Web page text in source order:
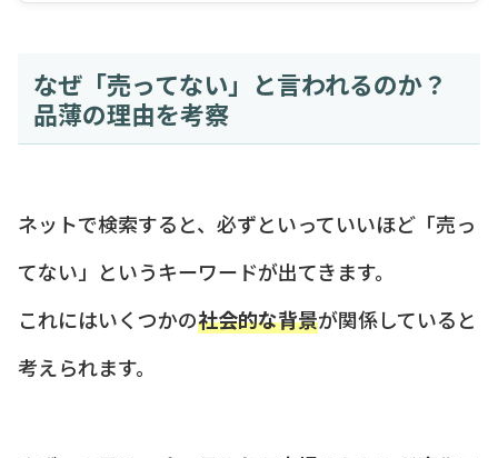
なぜ「売ってない」と言われるのか？
品薄の理由を考察
ネットで検索すると、必ずといっていいほど「売っ
てない」というキーワードが出てきます。
これにはいくつかの社会的な背景が関係していると
考えられます。